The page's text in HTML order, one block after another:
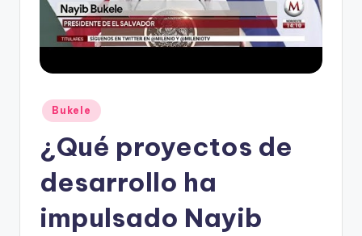
Publicado
en
Bukele
¿Qué proyectos de
desarrollo ha
impulsado Nayib